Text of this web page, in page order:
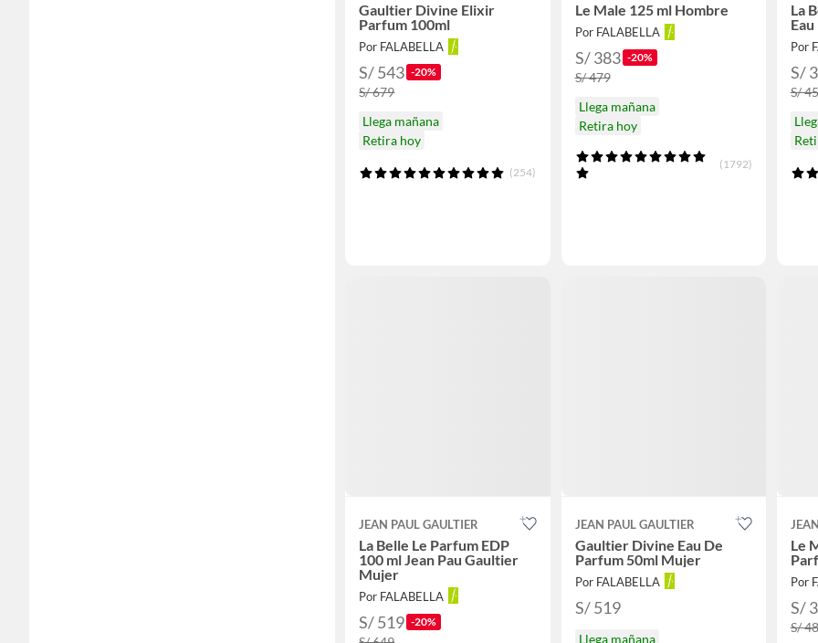
Gaultier Divine Elixir
Parfum 100ml
Por FALABELLA
S/ 543 -20%
S/ 679
Llega mañana
Retira hoy
(254)
Le Male 125 ml Hombre
Por FALABELLA
S/ 383 -20%
S/ 479
Llega mañana
Retira hoy
(1792)
La
Por
S/
S/
JEAN PAUL GAULTIER
La Belle Le Parfum EDP
100 ml Jean Pau Gaultier
Mujer
Por FALABELLA
S/ 519 -20%
JEAN PAUL GAULTIER
Gaultier Divine Eau De
Parfum 50ml Mujer
Por FALABELLA
S/ 519
Llega mañana
Le
Por
S/
S/